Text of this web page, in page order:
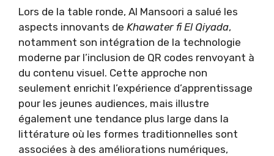
Lors de la table ronde, Al Mansoori a salué les
aspects innovants de Khawater fi El Qiyada,
notamment son intégration de la technologie
moderne par l’inclusion de QR codes renvoyant à
du contenu visuel. Cette approche non
seulement enrichit l’expérience d’apprentissage
pour les jeunes audiences, mais illustre
également une tendance plus large dans la
littérature où les formes traditionnelles sont
associées à des améliorations numériques,